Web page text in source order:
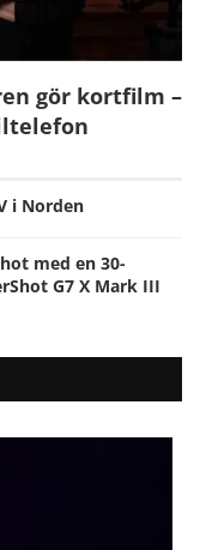
gör kortfilm –
i Norden
med en 30-
G7 X Mark III